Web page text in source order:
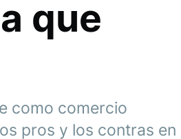
que
como comercio
pros y los contras en